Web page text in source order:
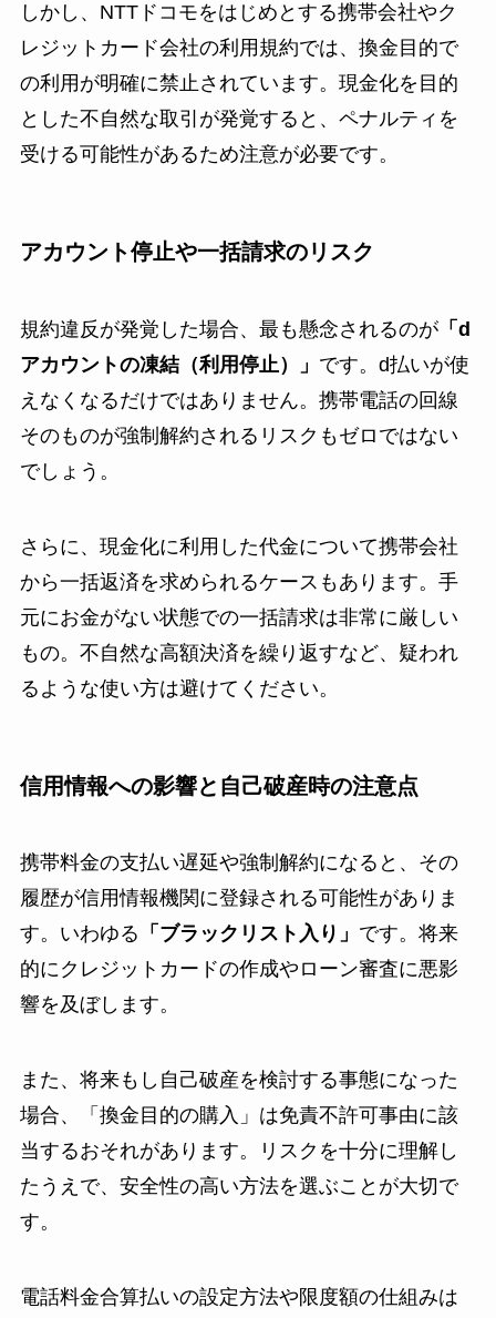
しかし、NTTドコモをはじめとする携帯会社やク
レジットカード会社の利用規約では、換金目的で
の利用が明確に禁止されています。現金化を目的
とした不自然な取引が発覚すると、ペナルティを
受ける可能性があるため注意が必要です。
アカウント停止や一括請求のリスク
規約違反が発覚した場合、最も懸念されるのが「d
アカウントの凍結（利用停止）」 です。d払いが使
えなくなるだけではありません。携帯電話の回線
そのものが強制解約されるリスクもゼロではない
でしょう。
さらに、現金化に利用した代金について携帯会社
から一括返済を求められるケースもあります。手
元にお金がない状態での一括請求は非常に厳しい
もの。不自然な高額決済を繰り返すなど、疑われ
るような使い方は避けてください。
信用情報への影響と自己破産時の注意点
携帯料金の支払い遅延や強制解約になると、その
履歴が信用情報機関に登録される可能性がありま
す。いわゆる 「ブラックリスト入り」 です。将来
的にクレジットカードの作成やローン審査に悪影
響を及ぼします。
また、将来もし自己破産を検討する事態になった
場合、「換金目的の購入」は免責不許可事由に該
当するおそれがあります。リスクを十分に理解し
たうえで、安全性の高い方法を選ぶことが大切で
す。
電話料金合算払いの設定方法や限度額の仕組みは